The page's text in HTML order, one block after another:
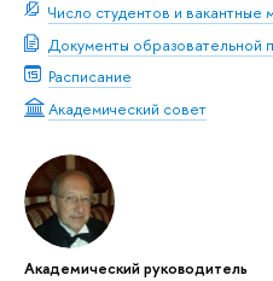
Число студентов и вакантные
Документы образовательной
Расписание
Академический совет
Академический руководитель